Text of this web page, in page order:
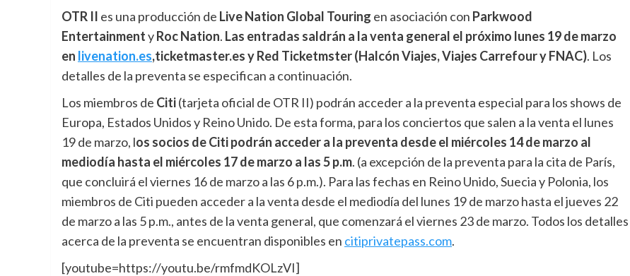
OTR II es una producción de Live Nation Global Touring en asociación con Parkwood
EntertainmentyRoc Nation. Las entradas saldrán a la venta general el próximo lunes 19 de marzo
en livenation.es,ticketmaster.es y Red Ticketmster (Halcón Viajes, Viajes Carrefour y FNAC). Los
detalles de la preventa se especifican a continuación.
Los miembros de Citi(tarjeta oficial de OTR II) podrán acceder a la preventa especial para los shows de
Europa, Estados Unidos y Reino Unido. De esta forma, para los conciertos que salen a la venta el lunes
19 de marzo, los socios de Citi podrán acceder a la preventa desde el miércoles 14 de marzo al
mediodía hasta el miércoles 17 de marzo a las 5 p.m. (a excepción de la preventa para la cita de París,
que concluirá el viernes 16 de marzo a las 6 p.m.). Para las fechas en Reino Unido, Suecia y Polonia, los
miembros de Citi pueden acceder a la venta desde el mediodía del lunes 19 de marzo hasta el jueves 22
de marzo a las 5 p.m., antes de la venta general, que comenzará el viernes 23 de marzo. Todos los detalles
acerca de la preventa se encuentran disponibles en citiprivatepass.com.
[youtube=https://youtu.be/rmfmdKOLzVI]